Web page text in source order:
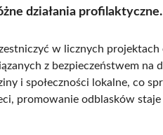
działania profilaktyczne.
w licznych
z bezpieczeństwem na
i społeczności lokalne, co
promowanie odblasków staje